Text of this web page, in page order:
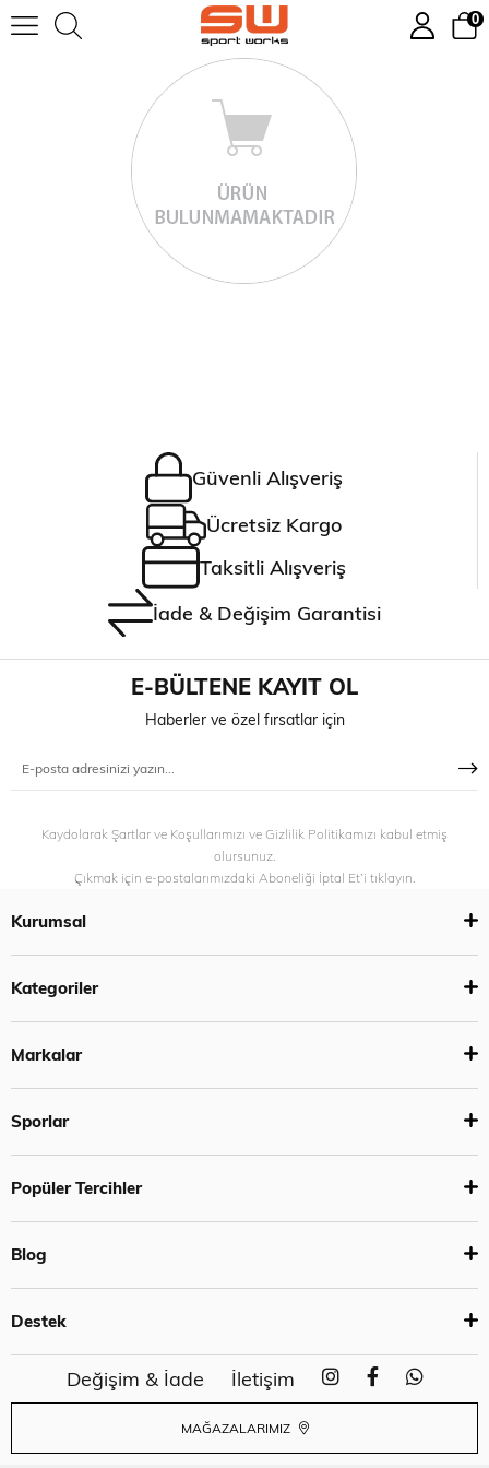
0
Güvenli Alışveriş
Ücretsiz Kargo
Taksitli Alışveriş
İade & Değişim Garantisi
E-BÜLTENE KAYIT OL
Haberler ve özel fırsatlar için
Kaydolarak Şartlar ve Koşullarımızı ve Gizlilik Politikamızı kabul etmiş
olursunuz.
Çıkmak için e-postalarımızdaki Aboneliği İptal Et’i tıklayın.
Kurumsal
Kategoriler
Markalar
Sporlar
Popüler Tercihler
Blog
Destek
Değişim & İade İletişim
MAĞAZALARIMIZ